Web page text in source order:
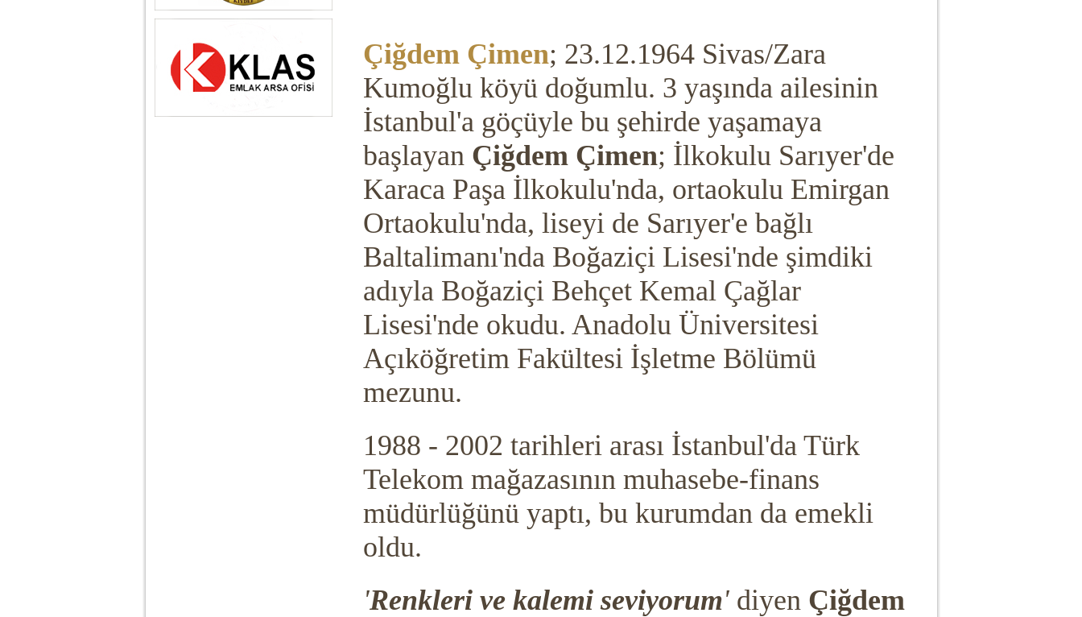
Çiğdem Çimen; 23.12.1964 Sivas/Zara
Kumoğlu köyü doğumlu. 3 yaşında ailesinin
İstanbul'a göçüyle bu şehirde yaşamaya
başlayan Çiğdem Çimen; İlkokulu Sarıyer'de
Karaca Paşa İlkokulu'nda, ortaokulu Emirgan
Ortaokulu'nda, liseyi de Sarıyer'e bağlı
Baltalimanı'nda Boğaziçi Lisesi'nde şimdiki
adıyla Boğaziçi Behçet Kemal Çağlar
Lisesi'nde okudu. Anadolu Üniversitesi
Açıköğretim Fakültesi İşletme Bölümü
mezunu.
1988 - 2002 tarihleri arası İstanbul'da Türk
Telekom mağazasının muhasebe-finans
müdürlüğünü yaptı, bu kurumdan da emekli
oldu.
'Renkleri ve kalemi seviyorum'diyen Çiğdem